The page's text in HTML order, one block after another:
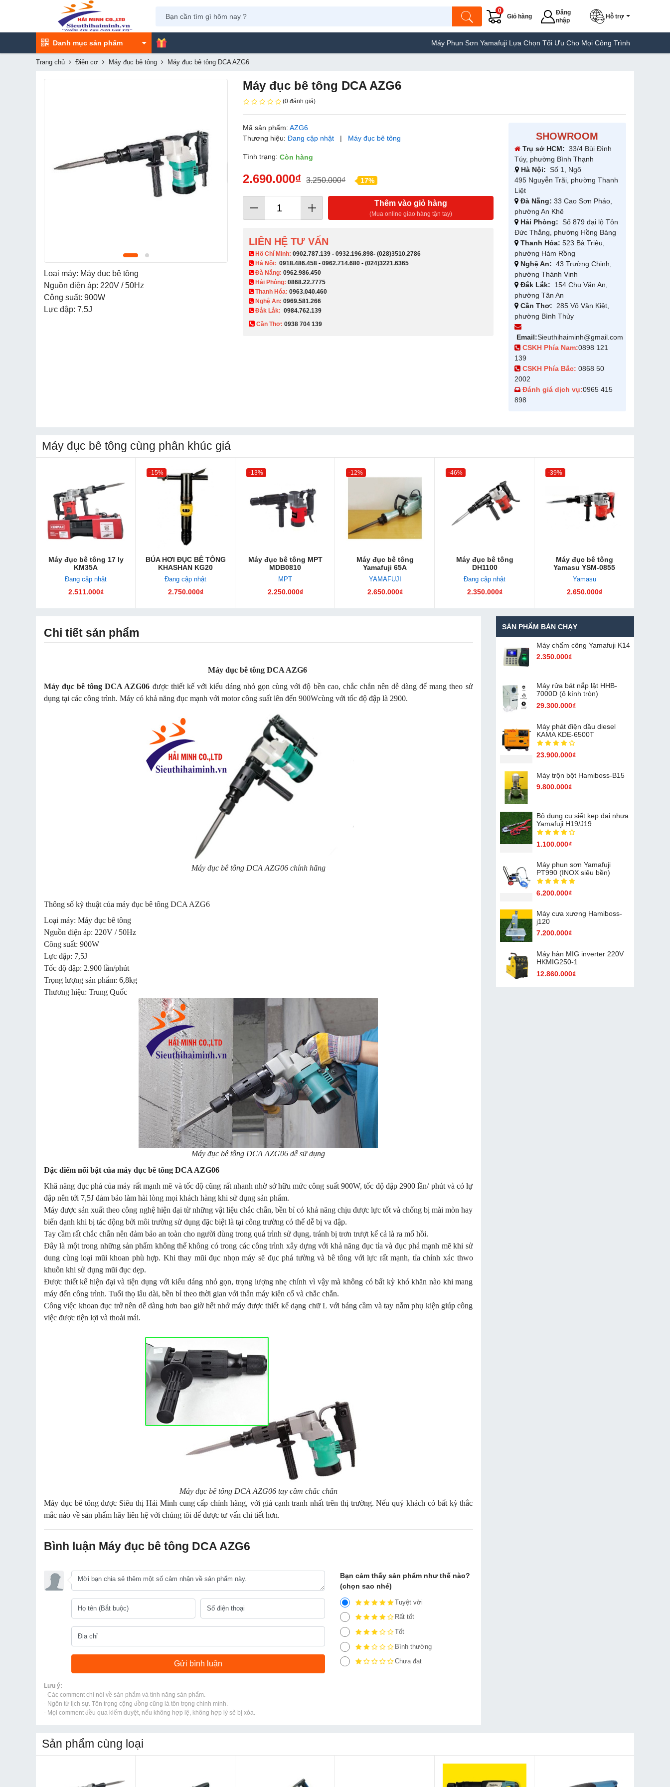
Giỏ hàng
0
Đăng
nhập
Hỗ trợ
Danh mục sản phẩm Máy Phun Sơn Yamafuji Lựa Chọn Tối Ưu Cho Mọi Công Trình Máy Hàn Túi
Trang chủ Điện cơ Máy đục bê tông Máy đục bê tông DCA AZG6
Loại máy: Máy đục bê tông
Nguồn điện áp: 220V / 50Hz
Công suất: 900W
Lực đập: 7,5J
Máy đục bê tông DCA AZG6
(0 đánh giá)
Mã sản phẩm:AZG6
Thương hiệu:Đang cập nhật | Máy đục bê tông
Tình trạng:Còn hàng
2.690.000₫ 3.250.000₫ 17%
Thêm vào giỏ hàng
(Mua online giao hàng tận tay)
LIÊN HỆ TƯ VẤN
​ Hồ Chí Minh:0902.787.139 -0932.196.898-(028)3510.2786
Hà Nội:0918.486.458 -0962.714.680 -(024)3221.6365
Đà Nẵng:0962.986.450
Hải Phòng:0868.22.7775
Thanh Hóa:0963.040.460
Nghệ An:0969.581.266
Đắk Lắk: 0984.762.139
Cần Thơ:0938 704 139​
SHOWROOM
Trụ sở HCM: 33/4 Bùi Đình
Túy, phường Bình Thạnh
Hà Nội: Số 1, Ngõ
495 Nguyễn Trãi, phường Thanh
Liệt
Đà Nẵng: 33 Cao Sơn Pháo,
phường An Khê
Hải Phòng: Số 879 đại lộ Tôn
Đức Thắng, phường Hồng Bàng
Thanh Hóa: 523 Bà Triệu,
phường Hàm Rồng
Nghệ An: 43 Trường Chinh,
phường Thành Vinh
Đắk Lắk: 154 Chu Văn An,
phường Tân An
Cần Thơ: 285 Võ Văn Kiệt,
phường Bình Thủy
Email:Sieuthihaiminh@gmail.com
CSKH Phía Nam:0898 121
139
CSKH Phía Bắc: 0868 50
2002
Đánh giá dịch vụ:0965 415
898
Máy đục bê tông cùng phân khúc giá
Máy đục bê tông 17 ly
KM35A
Đang cập nhật
2.511.000₫
-15%
BÚA HƠI ĐỤC BÊ TÔNG
KHASHAN KG20
Đang cập nhật
2.750.000₫
-13%
Máy đục bê tông MPT
MDB0810
MPT
2.250.000₫
-12%
Máy đục bê tông
Yamafuji 65A
YAMAFUJI
2.650.000₫
-46%
Máy đục bê tông
DH1100
Đang cập nhật
2.350.000₫
-39%
Máy đục bê tông
Yamasu YSM-0855
Yamasu
2.650.000₫
Chi tiết sản phẩm
Máy đục bê tông DCA AZG6
Máy đục bê tông DCA AZG06 được thiết kế với kiểu dáng nhỏ gọn cùng với độ bền cao, chắc chắn nên dễ dàng để mang theo sử
dụng tại các công trình. Máy có khả năng đục mạnh với motor công suất lên đến 900Wcùng với tốc độ đập là 2900.
Máy đục bê tông DCA AZG06 chính hãng
Thông số kỹ thuật của máy đục bê tông DCA AZG6
Loại máy: Máy đục bê tông
Nguồn điện áp: 220V / 50Hz
Công suất: 900W
Lực đập: 7,5J
Tốc độ đập: 2.900 lần/phút
Trọng lượng sản phẩm: 6,8kg
Thương hiệu: Trung Quốc
Máy đục bê tông DCA AZG06 dễ sử dụng
Đặc điểm nổi bật của máy đục bê tông DCA AZG06
Khă năng đục phá của máy rất mạnh mẽ và tốc độ cũng rất nhanh nhờ sở hữu mức công suất 900W, tốc độ đập 2900 lần/ phút và có lự
đập nên tới 7,5J đảm bảo làm hài lòng mọi khách hàng khi sử dụng sản phẩm.
Máy được sản xuất theo công nghệ hiện đại từ những vật liệu chắc chắn, bền bỉ có khả năng chịu được lực tốt và chống bị mài mòn hay
biến dạnh khi bị tác động bởi môi trường sử dụng đặc biệt là tại công trường có thể dễ bị va đập.
Tay cầm rất chắc chắn nên đảm bảo an toàn cho người dùng trong quá trình sử dụng, tránh bị trơn trượt kể cả là ra mổ hồi.
Đây là một trong những sản phẩm không thể không có trong các công trình xây dựng với khả năng đục tỉa và đục phá mạnh mẽ khi sử
dung cùng loại mũi khoan phù hợp. Khi thay mũi đục nhọn máy sẽ đục phá tường và bê tông với lực rất mạnh, tỉa chính xác thwo
khuôn khi sử dụng mũi đục dẹp.
Được thiết kế hiện đại và tiện dụng với kiểu dáng nhỏ gọn, trọng lượng nhẹ chính vì vậy mà không có bất kỳ khó khăn nào khi mang
máy đến công trình. Tuổi thọ lâu dài, bền bỉ theo thời gian với thân máy kiên cố và chắc chắn.
Công việc khoan đục trở nên dễ dàng hơn bao giờ hết nhớ máy được thiết kế dạng chữ L với báng cầm và tay nắm phụ kiện giúp công
việc được tiện lợi và thoải mái.
Máy đục bê tông DCA AZG06 tay cầm chắc chắn
Máy đục bê tông được Siêu thị Hải Minh cung cấp chính hãng, với giá cạnh tranh nhất trên thị trường. Nếu quý khách có bất kỳ thắc
mắc nào về sản phẩm hãy liên hệ với chúng tôi để được tư vấn chi tiết hơn.
Bình luận Máy đục bê tông DCA AZG6
Bạn cảm thấy sản phẩm như thế nào?
(chọn sao nhé)
Tuyệt vời
Rất tốt
Tốt
Bình thường
Chưa đạt
Lưu ý:
- Các comment chỉ nói về sản phẩm và tính năng sản phẩm.
- Ngôn từ lịch sự. Tôn trọng cộng đồng cũng là tôn trọng chính mình.
- Mọi comment đều qua kiểm duyệt, nếu không hợp lệ, không hợp lý sẽ bị xóa.
SẢN PHẨM BÁN CHẠY
Máy chấm cô​ng Yamafuji K14
2.350.000₫
Máy rửa bát nắp lật HHB-
7000D (ô kính tròn)
29.300.000₫
Máy phát điện dầu diesel
KAMA KDE-6500T
23.900.000₫
Máy trộn bột Hamiboss-B15
9.800.000₫
Bộ dụng cụ siết kẹp đai nhựa
Yamafuji H19/J19
1.100.000₫
Máy phun sơn Yamafuji
PT990 (INOX siêu bền)
6.200.000₫
Máy cưa xương Hamiboss-
j120
7.200.000₫
Máy hàn MIG inverter 220V
HKMIG250-1
12.860.000₫
Sản phẩm cùng loại